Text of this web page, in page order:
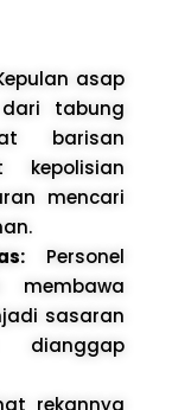
asap
tabung
barisan
kepolisian
mencari
Personel
sasaran
rekannya